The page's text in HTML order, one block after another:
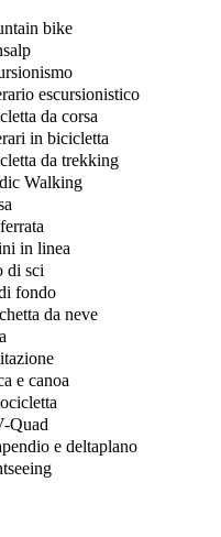
bike
escursionistico
da corsa
in bicicletta
da trekking
Walking
in linea
di sci
fondo
da neve
e canoa
Quad
e deltaplano